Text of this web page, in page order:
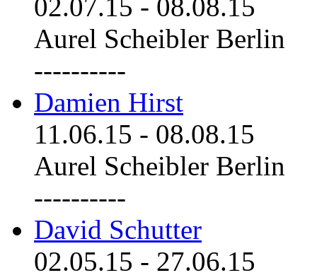
02.07.15 - 08.08.15
Aurel Scheibler Berlin
----------
Damien Hirst
11.06.15 - 08.08.15
Aurel Scheibler Berlin
----------
David Schutter
02.05.15 - 27.06.15